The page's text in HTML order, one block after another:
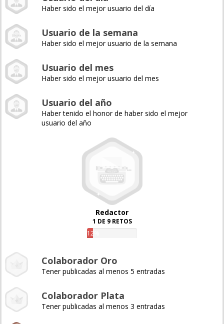
Haber sido el mejor usuario del día
Usuario de la semana
Haber sido el mejor usuario de la semana
Usuario del mes
Haber sido el mejor usuario del mes
Usuario del año
Haber tenido el honor de haber sido el mejor
usuario del año
Redactor
1 DE 9 RETOS
12%
Colaborador Oro
Tener publicadas al menos 5 entradas
Colaborador Plata
Tener publicadas al menos 3 entradas